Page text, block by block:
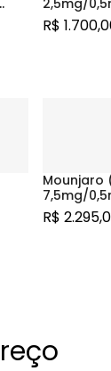
2,5mg/
R$
Mounjaro
7,5mg/
R$